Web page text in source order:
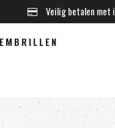
Veilig betalen met